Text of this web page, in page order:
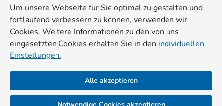
Um unsere Webseite für Sie optimal zu gestalten und
fortlaufend verbessern zu können, verwenden wir
Cookies. Weitere Informationen zu den von uns
eingesetzten Cookies erhalten Sie in den individuellen
Einstellungen.
Alle akzeptieren